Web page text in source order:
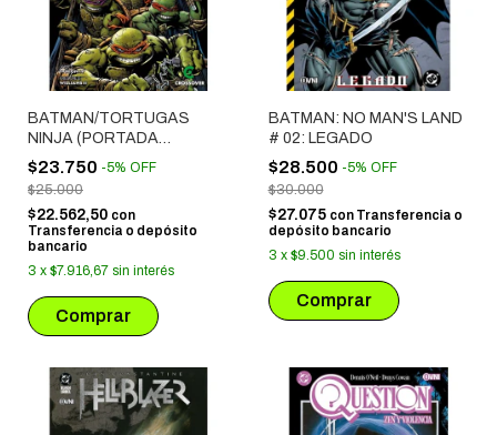
BATMAN/TORTUGAS
NINJA (PORTADA
EXCLUSIVA CROSSOVER
COMICS)
$23.750 -5% OFF
$25.000
$22.562,50 con
Transferencia o depósito
bancario
3 x $7.916,67 sin interés
BATMAN: NO MAN'S LAND
# 02: LEGADO
$28.500 -5% OFF
$30.000
$27.075 con Transferencia o
depósito bancario
3 x $9.500 sin interés